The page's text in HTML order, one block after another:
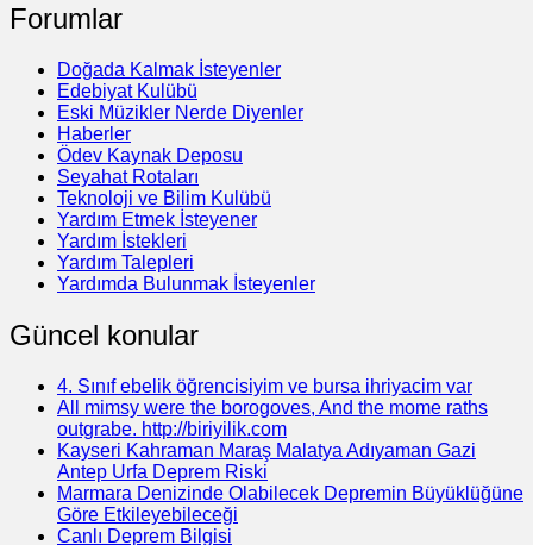
Forumlar
Doğada Kalmak İsteyenler
Edebiyat Kulübü
Eski Müzikler Nerde Diyenler
Haberler
Ödev Kaynak Deposu
Seyahat Rotaları
Teknoloji ve Bilim Kulübü
Yardım Etmek İsteyener
Yardım İstekleri
Yardım Talepleri
Yardımda Bulunmak İsteyenler
Güncel konular
4. Sınıf ebelik öğrencisiyim ve bursa ihriyacim var
All mimsy were the borogoves, And the mome raths
outgrabe. http://biriyilik.com
Kayseri Kahraman Maraş Malatya Adıyaman Gazi
Antep Urfa Deprem Riski
Marmara Denizinde Olabilecek Depremin Büyüklüğüne
Göre Etkileyebileceği
Canlı Deprem Bilgisi